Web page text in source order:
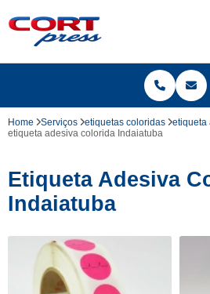
Home Serviços etiquetas coloridas
etiqueta
etiqueta adesiva colorida Indaiatuba
Etiqueta Adesiva
Indaiatuba